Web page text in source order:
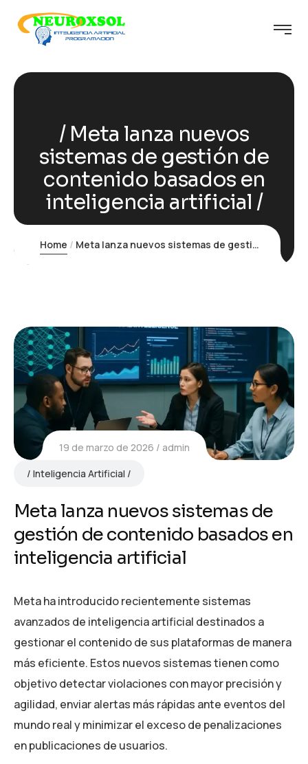
Meta lanza nuevos
sistemas de gestión de
contenido basados en
inteligencia artificial
Home Meta lanza nuevos sistemas de gestión de contenido basados en inteligencia artificial
19 de marzo de 2026
admin
Inteligencia Artificial
Meta lanza nuevos sistemas de
gestión de contenido basados en
inteligencia artificial
Meta ha introducido recientemente sistemas
avanzados de inteligencia artificial destinados a
gestionar el contenido de sus plataformas de manera
más eficiente. Estos nuevos sistemas tienen como
objetivo detectar violaciones con mayor precisión y
agilidad, enviar alertas más rápidas ante eventos del
mundo real y minimizar el exceso de penalizaciones
en publicaciones de usuarios.